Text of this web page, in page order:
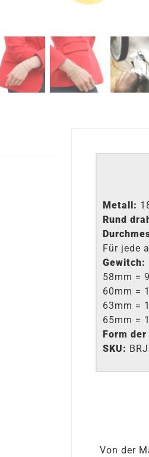
Metall:
Rund
Für jede
Gewitch:
58mm =
60mm =
63mm =
65mm =
Form
SKU:
Von der